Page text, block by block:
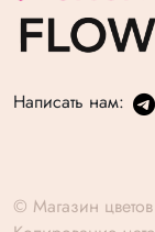
Написать нам:
© Магазин